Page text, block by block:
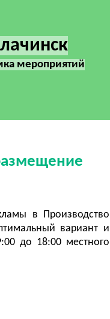
мероприятий
в Производство
вариант и
до 18:00 местного